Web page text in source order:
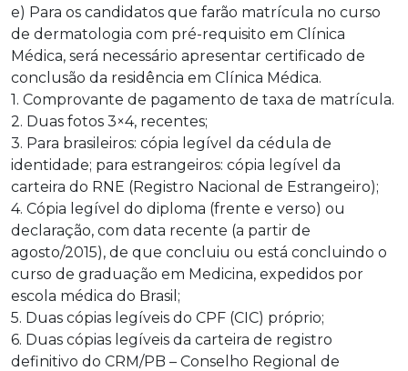
e) Para os candidatos que farão matrícula no curso
de dermatologia com pré-requisito em Clínica
Médica, será necessário apresentar certificado de
conclusão da residência em Clínica Médica.
1. Comprovante de pagamento de taxa de matrícula.
2. Duas fotos 3×4, recentes;
3. Para brasileiros: cópia legível da cédula de
identidade; para estrangeiros: cópia legível da
carteira do RNE (Registro Nacional de Estrangeiro);
4. Cópia legível do diploma (frente e verso) ou
declaração, com data recente (a partir de
agosto/2015), de que concluiu ou está concluindo o
curso de graduação em Medicina, expedidos por
escola médica do Brasil;
5. Duas cópias legíveis do CPF (CIC) próprio;
6. Duas cópias legíveis da carteira de registro
definitivo do CRM/PB – Conselho Regional de